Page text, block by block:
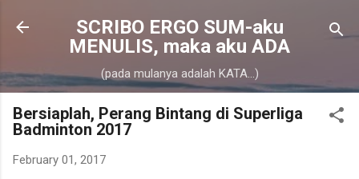
Skip to main content
SCRIBO ERGO SUM-aku
MENULIS, maka aku ADA
(pada mulanya adalah KATA...)
Bersiaplah, Perang Bintang di Superliga
Badminton 2017
February 01, 2017